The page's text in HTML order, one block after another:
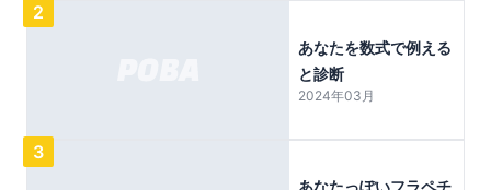
2
あなたを数式で例える
と診断
2024年03月
3